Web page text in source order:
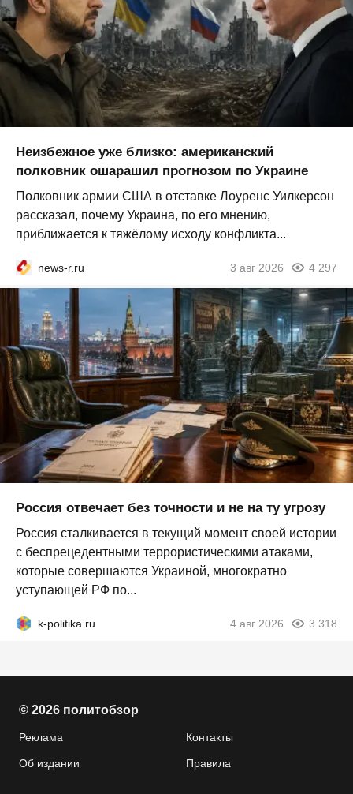
Неизбежное уже близко: американский
полковник ошарашил прогнозом по Украине
Полковник армии США в отставке Лоуренс Уилкерсон
рассказал, почему Украина, по его мнению,
приближается к тяжёлому исходу конфликта...
news-r.ru 3 авг 2026 4 297
Россия отвечает без точности и не на ту угрозу
Россия сталкивается в текущий момент своей истории
с беспрецедентными террористическими атаками,
которые совершаются Украиной, многократно
уступающей РФ по...
k-politika.ru 4 авг 2026 3 318
© 2026 политобзор
Реклама Контакты
Об издании Правила